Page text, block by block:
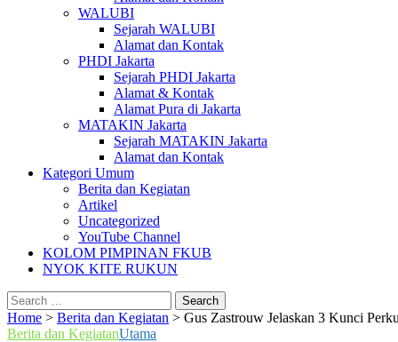
WALUBI
Sejarah WALUBI
Alamat dan Kontak
PHDI Jakarta
Sejarah PHDI Jakarta
Alamat & Kontak
Alamat Pura di Jakarta
MATAKIN Jakarta
Sejarah MATAKIN Jakarta
Alamat dan Kontak
Kategori Umum
Berita dan Kegiatan
Artikel
Uncategorized
YouTube Channel
KOLOM PIMPINAN FKUB
NYOK KITE RUKUN
Search
for:
Home > Berita dan Kegiatan > Gus Zastrouw Jelaskan 3 Kunci
Berita dan KegiatanUtama